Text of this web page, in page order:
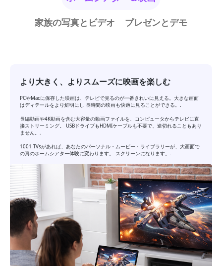
家族の写真とビデオ プレゼンとデモ
より大きく、よりスムーズに映画を楽しむ
PCやMacに保存した映画は、テレビで見るのが一番きれいに見える。大きな画面
はディテールをより鮮明にし 長時間の映画も快適に見ることができる。.
長編動画や4K動画を含む大容量の動画ファイルを、コンピュータからテレビに直
接ストリーミング。 USBドライブもHDMIケーブルも不要で、途切れることもあり
ません。.
1001 TVsがあれば、あなたのパーソナル・ムービー・ライブラリーが、大画面で
の真のホームシアター体験に変わります。 スクリーンになります。.